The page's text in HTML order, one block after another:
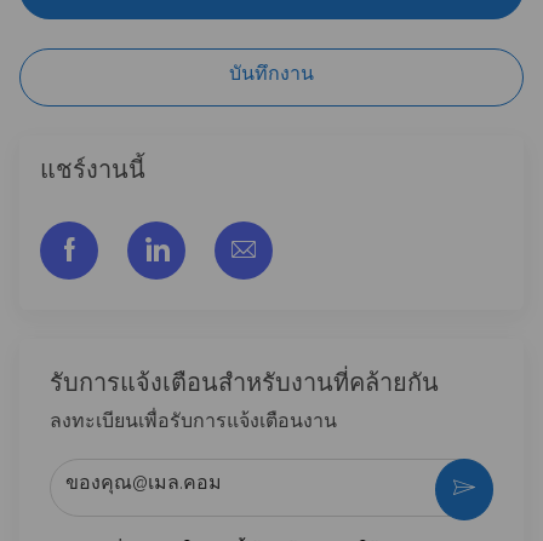
บันทึกงาน
แชร์งานนี้
แชร์ผ่าน Facebook
แชร์ผ่าน LinkedIn
แชร์ผ่านอีเมล
รับการแจ้งเตือนสําหรับงานที่คล้ายกัน
ลงทะเบียนเพื่อรับการแจ้งเตือนงาน
กระตุ้น